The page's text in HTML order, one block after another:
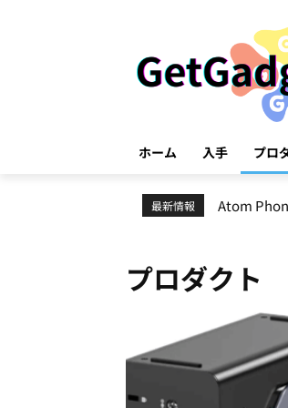
ホーム 入手 プロ
最新情報 Atom Phone
GPT-5.5：
プロダクト